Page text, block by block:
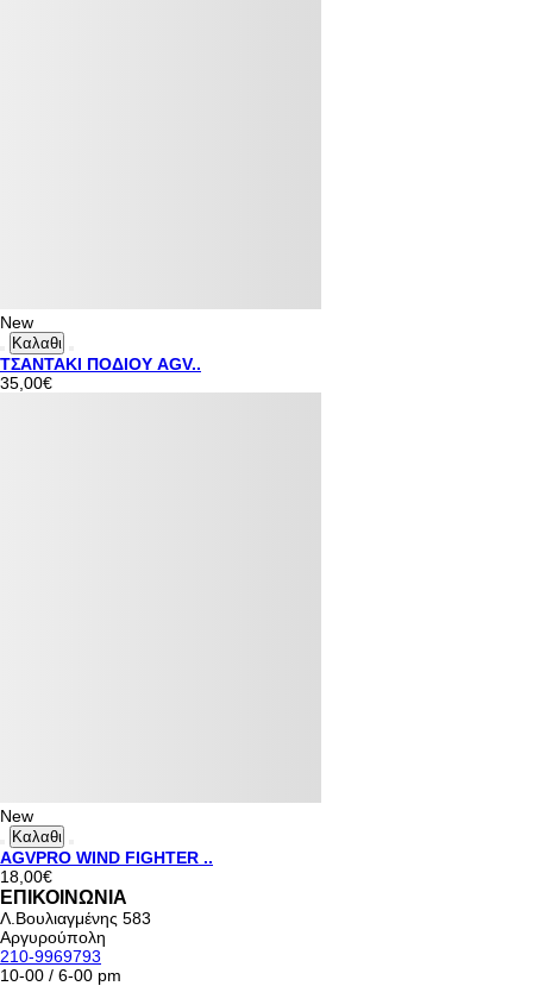
New
Καλαθι
ΤΣΑΝΤΑΚΙ ΠΟΔΙΟΥ AGV..
35,00€
New
Καλαθι
AGVPRO WIND FIGHTER ..
18,00€
ΕΠΙΚΟΙΝΩΝΙΑ
Λ.Βουλιαγμένης 583
Αργυρούπολη
210-9969793
10-00 / 6-00 pm